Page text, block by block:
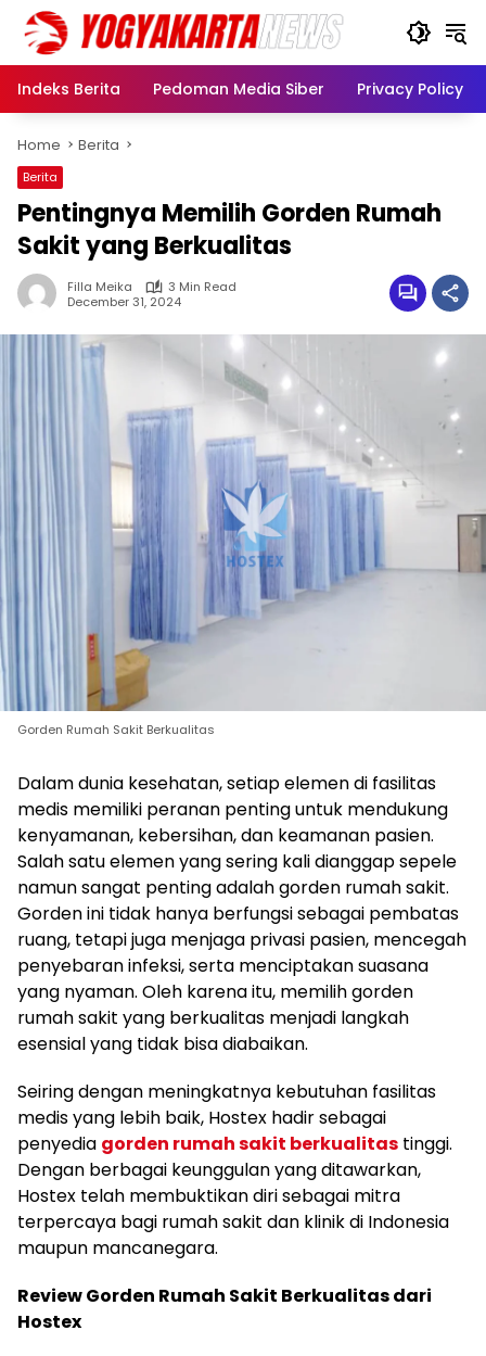
content
Indeks Berita
Pedoman Media Siber Privacy Policy
Home Berita
Berita
Pentingnya Memilih Gorden Rumah
Sakit yang Berkualitas
Filla Meika
3 Min Read
December 31, 2024
Gorden Rumah Sakit Berkualitas
Dalam dunia kesehatan, setiap elemen di fasilitas
medis memiliki peranan penting untuk mendukung
kenyamanan, kebersihan, dan keamanan pasien.
Salah satu elemen yang sering kali dianggap sepele
namun sangat penting adalah gorden rumah sakit.
Gorden ini tidak hanya berfungsi sebagai pembatas
ruang, tetapi juga menjaga privasi pasien, mencegah
penyebaran infeksi, serta menciptakan suasana
yang nyaman. Oleh karena itu, memilih gorden
rumah sakit yang berkualitas menjadi langkah
esensial yang tidak bisa diabaikan.
Seiring dengan meningkatnya kebutuhan fasilitas
medis yang lebih baik, Hostex hadir sebagai
penyedia gorden rumah sakit berkualitas tinggi.
Dengan berbagai keunggulan yang ditawarkan,
Hostex telah membuktikan diri sebagai mitra
terpercaya bagi rumah sakit dan klinik di Indonesia
maupun mancanegara.
Review Gorden Rumah Sakit Berkualitas dari
Hostex